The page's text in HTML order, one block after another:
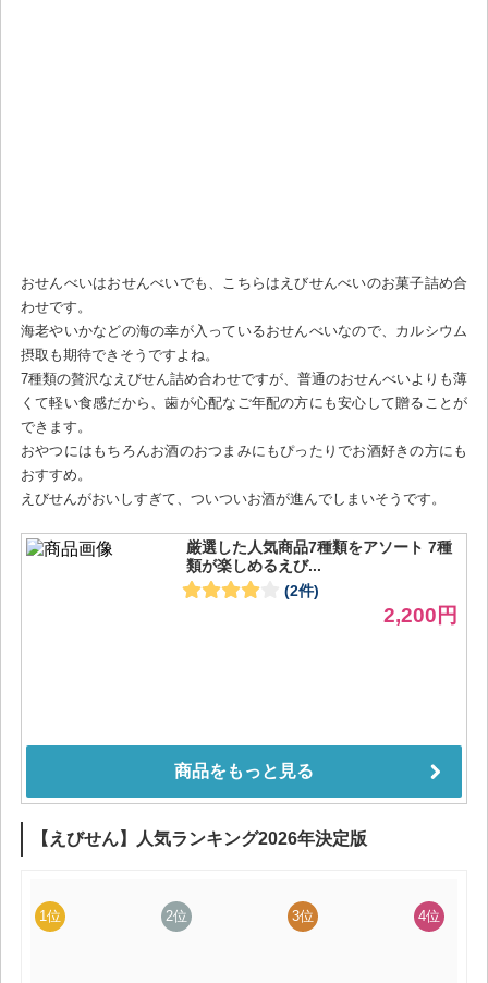
おせんべいはおせんべいでも、こちらはえびせんべいのお菓子詰め合
わせです。
海老やいかなどの海の幸が入っているおせんべいなので、カルシウム
摂取も期待できそうですよね。
7種類の贅沢なえびせん詰め合わせですが、普通のおせんべいよりも薄
くて軽い食感だから、歯が心配なご年配の方にも安心して贈ることが
できます。
おやつにはもちろんお酒のおつまみにもぴったりでお酒好きの方にも
おすすめ。
えびせんがおいしすぎて、ついついお酒が進んでしまいそうです。